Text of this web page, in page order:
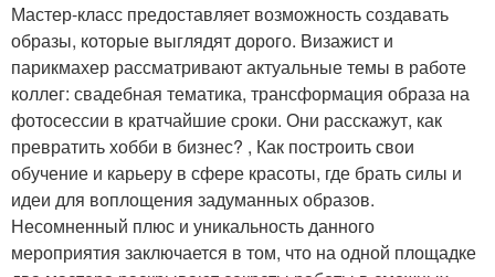
Мастер-класс предоставляет возможность создавать
образы, которые выглядят дорого. Визажист и
парикмахер рассматривают актуальные темы в работе
коллег: свадебная тематика, трансформация образа на
фотосессии в кратчайшие сроки. Они расскажут, как
превратить хобби в бизнес? , Как построить свои
обучение и карьеру в сфере красоты, где брать силы и
идеи для воплощения задуманных образов.
Несомненный плюс и уникальность данного
мероприятия заключается в том, что на одной площадке